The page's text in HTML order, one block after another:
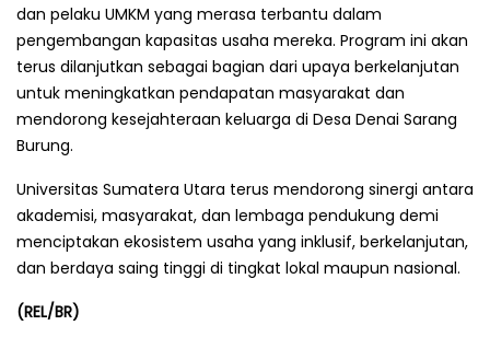
dan pelaku UMKM yang merasa terbantu dalam
pengembangan kapasitas usaha mereka. Program ini akan
terus dilanjutkan sebagai bagian dari upaya berkelanjutan
untuk meningkatkan pendapatan masyarakat dan
mendorong kesejahteraan keluarga di Desa Denai Sarang
Burung.
Universitas Sumatera Utara terus mendorong sinergi antara
akademisi, masyarakat, dan lembaga pendukung demi
menciptakan ekosistem usaha yang inklusif, berkelanjutan,
dan berdaya saing tinggi di tingkat lokal maupun nasional.
(REL/BR)